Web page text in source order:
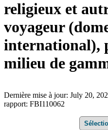
religieux et
voyageur
international),
milieu de
Dernière mise à jour: July 20,
rapport: FBI110062